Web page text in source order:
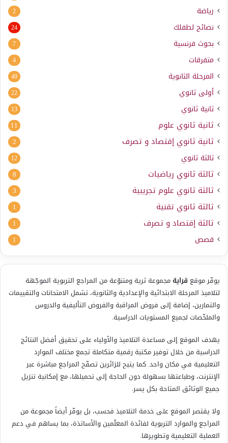
رياضة 2
نصائح لطفلك 24
بحوث فرنسية 7
متفرقات 4
المرحلة الثانوية 49
أولى ثانوي 22
ثانية ثانوي 13
ثانية ثانوي علوم 11
ثانية ثانوي إقتصاد و تصرف 2
ثالثة ثانوي 12
ثالثة ثانوي رياضيات 8
ثالثة ثانوي علوم تجريبية 3
ثالثة ثانوي تقنية 1
ثالثة إقتصاد و تصرف 1
قصص 1
يوفّر موقع قرايةمجموعة ثرية ومتنوّعة من المراجع التربوية الموجّهة
لتلاميذ المرحلة الابتدائية والإعدادية والثانوية، تشمل الامتحانات والتقييمات
والتمارين، إضافة إلى فروض المراقبة والفروض التأليفية والدروس
والملخّصات لجميع المستويات الدراسية.
يهدف الموقع إلى مساعدة التلاميذ والأولياء على تحقيق أفضل النتائج
الدراسية من خلال توفير مكتبة رقمية متكاملة تجمع مختلف الموارد
التعليمية في مكان واحد. كما يتيح للزائرين تصفّح المراجع مباشرة عبر
الإنترنت، وطباعتها بسهولة دون الحاجة إلى تحميلها، مع إمكانية تنزيل
جميع الوثائق المتاحة بكل يسر.
ولا يقتصر الموقع على خدمة التلاميذ فحسب، بل يوفّر أيضاً مجموعة من
المراجع والموارد التربوية لفائدة المعلّمين والأساتذة، بما يساهم في دعم
العملية التعليمية وتطويرها.